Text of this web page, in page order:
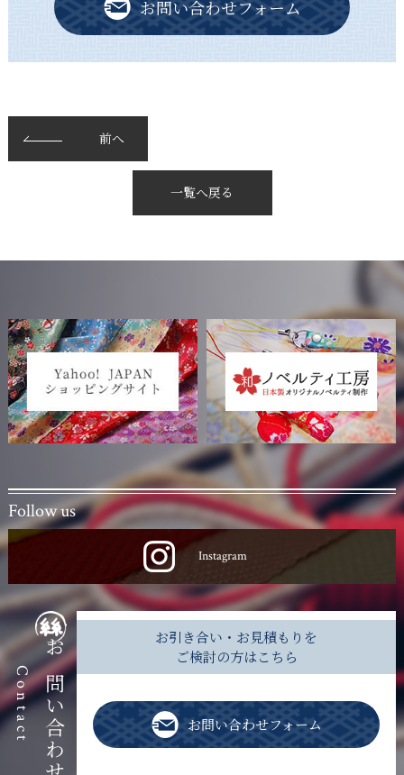
お問い合わせフォーム
前へ
一覧へ戻る
Follow us
Instagram
お問い合わせ
Contact
お引き合い・お見積もりを
ご検討の方はこちら
お問い合わせフォーム